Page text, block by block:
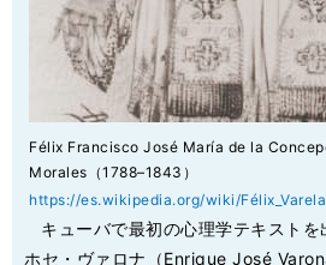
Félix Francisco José María de la
Morales（1788–1843）
https://es.wikipedia.org/wiki/Félix_Varela
キューバで最初の心理学テキストを
ホセ・ヴァロナ（Enrique José